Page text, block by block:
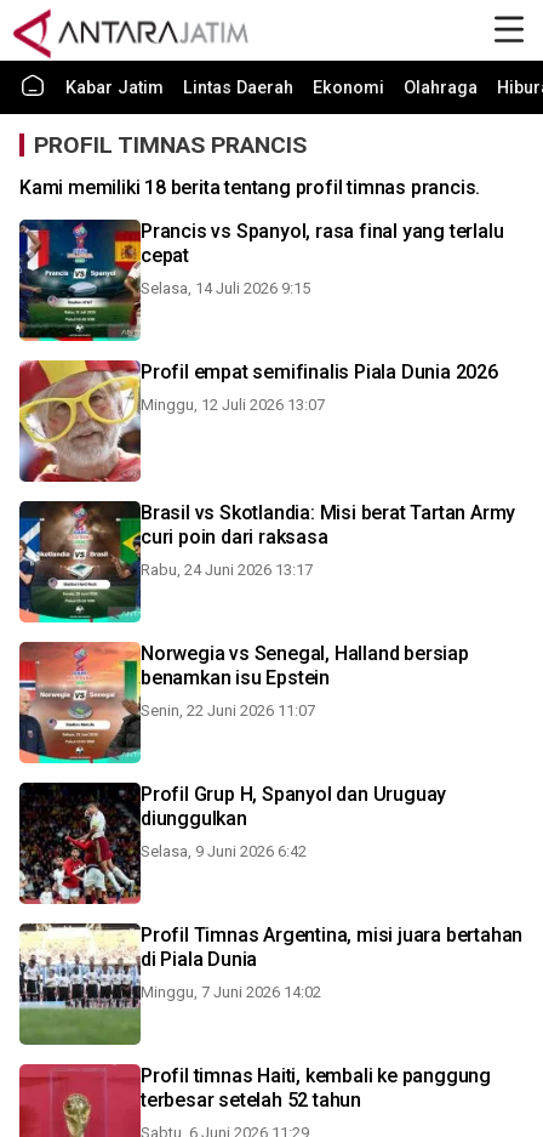
Kabar Jatim Lintas Daerah Ekonomi Olahraga
PROFIL TIMNAS PRANCIS
Kami memiliki 18 berita tentang profil timnas prancis.
Prancis vs Spanyol, rasa final yang terlalu
cepat
Selasa, 14 Juli 2026 9:15
Profil empat semifinalis Piala Dunia 2026
Minggu, 12 Juli 2026 13:07
Brasil vs Skotlandia: Misi berat Tartan Army
curi poin dari raksasa
Rabu, 24 Juni 2026 13:17
Norwegia vs Senegal, Halland bersiap
benamkan isu Epstein
Senin, 22 Juni 2026 11:07
Profil Grup H, Spanyol dan Uruguay
diunggulkan
Selasa, 9 Juni 2026 6:42
Profil Timnas Argentina, misi juara bertahan
di Piala Dunia
Minggu, 7 Juni 2026 14:02
Profil timnas Haiti, kembali ke panggung
terbesar setelah 52 tahun
Sabtu, 6 Juni 2026 11:29